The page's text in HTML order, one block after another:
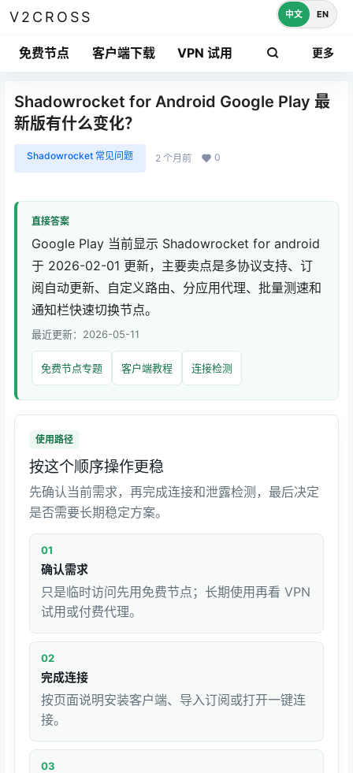
V2CROSS
免费节点 客户端下载 VPN 试用 更多
中文 EN
Shadowrocket for Android Google Play 最
新版有什么变化？
Shadowrocket 常见问题 2 个月前 0
直接答案
Google Play 当前显示 Shadowrocket for android
于 2026-02-01 更新，主要卖点是多协议支持、订
阅自动更新、自定义路由、分应用代理、批量测速和
通知栏快速切换节点。
最近更新：2026-05-11
免费节点专题 客户端教程 连接检测
使用路径
按这个顺序操作更稳
先确认当前需求，再完成连接和泄露检测，最后决定
是否需要长期稳定方案。
01
确认需求
只是临时访问先用免费节点；长期使用再看 VPN
试用或付费代理。
02
完成连接
按页面说明安装客户端、导入订阅或打开一键连
接。
03